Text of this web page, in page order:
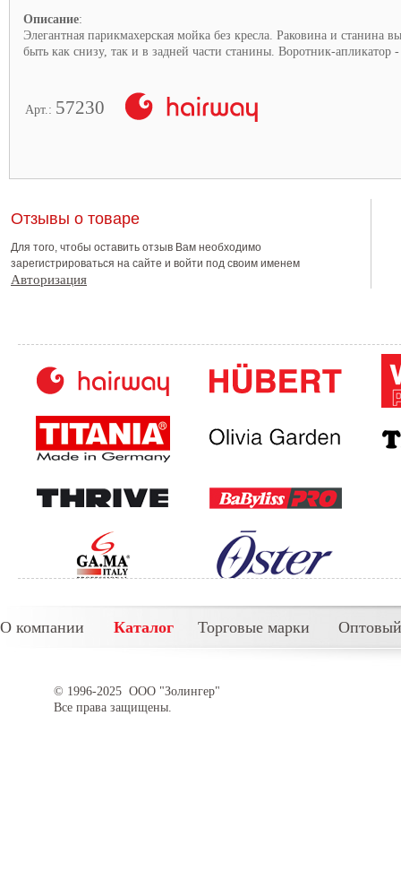
Описание:
Элегантная парикмахерская мойка без кресла. Раковина и
быть как снизу, так и в задней части станины. Воротник-апликатор
Арт.: 57230
Отзывы о товаре
Для того, чтобы оставить отзыв Вам необходимо
зарегистрироваться на сайте и войти под своим именем
Авторизация
О компании Каталог Торговые марки
© 1996-2025 ООО "Золингер"
Все права защищены.